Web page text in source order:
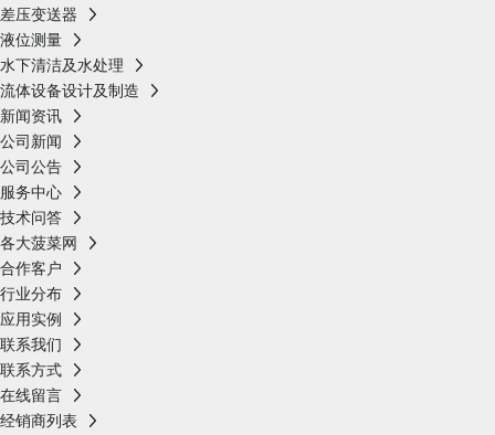
差压变送器
液位测量
水下清洁及水处理
流体设备设计及制造
新闻资讯
公司新闻
公司公告
服务中心
技术问答
各大菠菜网
合作客户
行业分布
应用实例
联系我们
联系方式
在线留言
经销商列表